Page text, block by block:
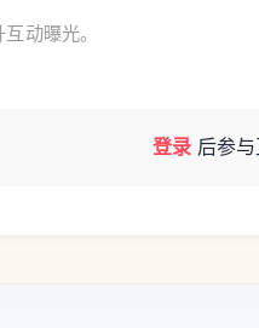
动曝光。
登录 后参